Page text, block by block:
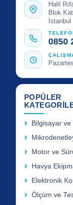
Halil
Blok
İstanbul
0850
POPÜLER
Bilgisayar
Motor ve
Havya
Elektronik
Ölçüm ve